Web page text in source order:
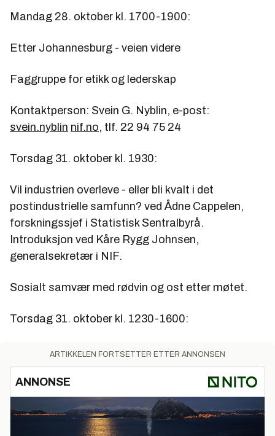
Mandag 28. oktober kl. 1700-1900:
Etter Johannesburg - veien videre
Faggruppe for etikk og lederskap
Kontaktperson: Svein G. Nyblin, e-post:
svein.nyblin nif.no, tlf. 22 94 75 24
Torsdag 31. oktober kl. 1930:
Vil industrien overleve - eller bli kvalt i det
postindustrielle samfunn? ved Ådne Cappelen,
forskningssjef i Statistisk Sentralbyrå.
Introduksjon ved Kåre Rygg Johnsen,
generalsekretær i NIF.
Sosialt samvær med rødvin og ost etter møtet.
Torsdag 31. oktober kl. 1230-1600:
ARTIKKELEN FORTSETTER ETTER ANNONSEN
ANNONSE